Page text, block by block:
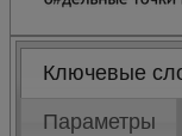
Ключевые
Параметры